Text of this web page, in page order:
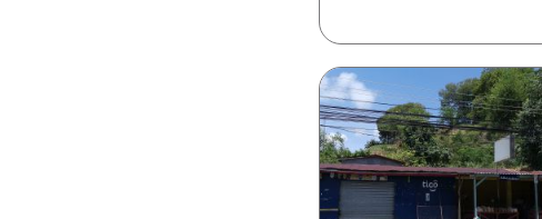
Casa en El Sauce